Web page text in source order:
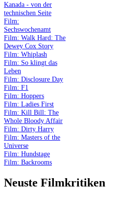
Kanada - von der
technischen Seite
Film:
Sechswochenamt
Film: Walk Hard: The
Dewey Cox Story
Film: Whiplash
Film: So klingt das
Leben
Film: Disclosure Day
Film: F1
Film: Hoppers
Film: Ladies First
Film: Kill Bill: The
Whole Bloody Affair
Film: Dirty Harry
Film: Masters of the
Universe
Film: Hundstage
Film: Backrooms
Neuste Filmkritiken